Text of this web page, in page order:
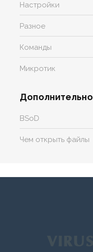
Настройки
Разное
Команды
Микротик
Дополнительно
BSoD
Чем открыть файлы